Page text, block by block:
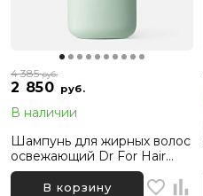
2 850 руб.
4 385руб.
В наличии
Шампунь для жирных волос
освежающий Dr For Hair
Phyto Fresh Shampoo, 500
В корзину